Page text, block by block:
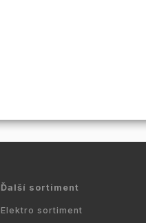
Ďalší sortiment
Elektro sortiment